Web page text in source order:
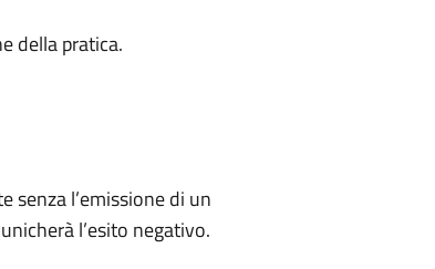
della pratica.
l’emissione di un
l’esito negativo.